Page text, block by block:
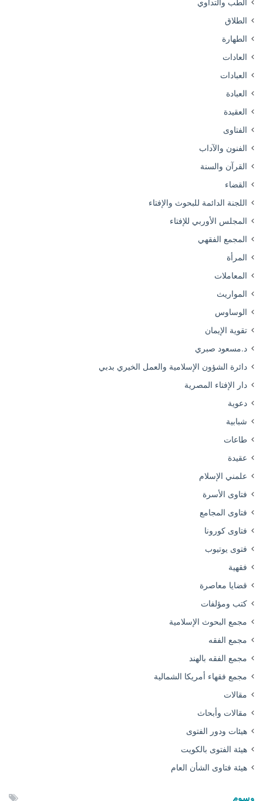
الطب والتداوي
الطلاق
الطهارة
العادات
العبادات
العبادة
العقيدة
الفتاوى
الفنون والآداب
القرآن والسنة
القضاء
اللجنة الدائمة للبحوث والإفتاء
المجلس الأوربي للإفتاء
المجمع الفقهي
المرأة
المعاملات
المواريث
الوساوس
تقوية الإيمان
د.مسعود صبري
دائرة الشؤون الإسلامية والعمل الخيري بدبي
دار الإفتاء المصرية
دعوية
شبابية
طاعات
عقيدة
علمني الإسلام
فتاوى الأسرة
فتاوى المجامع
فتاوى كورونا
فتوى يوتيوب
فقهية
قضايا معاصرة
كتب ومؤلفات
مجمع البحوث الإسلامية
مجمع الفقه
مجمع الفقه بالهند
مجمع فقهاء أمريكا الشمالية
مقالات
مقالات وأبحاث
هيئات ودور الفتوى
هيئة الفتوى بالكويت
هيئة فتاوى الشأن العام
وسوم